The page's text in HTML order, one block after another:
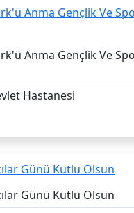
Anma Gençlik Ve
Hastanesi
Günü Kutlu Olsun